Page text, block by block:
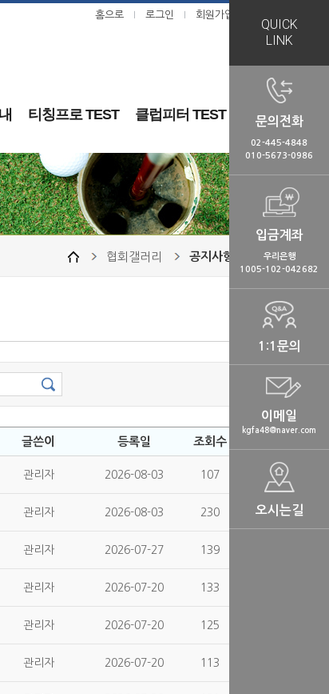
QUICK
LINK
문의전화
02-445-4848
010-5673-0986
입금계좌
우리은행
1005-102-042682
1:1문의
이메일
kgfa48@naver.com
오시는길
홈으로 로그인 회원가입
티칭프로 TEST 클럽피터 TEST
협회갤러리 공지사항
글쓴이 등록일 조회수
관리자 2026-08-03 107
관리자 2026-08-03 230
관리자 2026-07-27 139
관리자 2026-07-20 133
관리자 2026-07-20 125
관리자 2026-07-20 113